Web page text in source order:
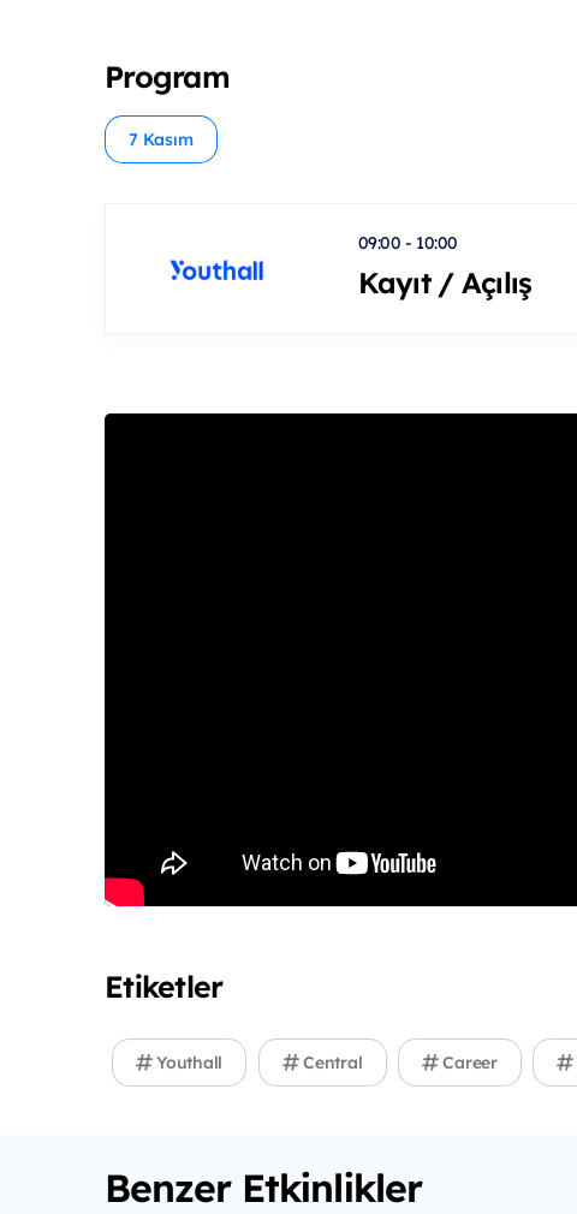
Program
7 Kasım
09:00 - 10:00
Kayıt / Açılış
Etiketler
Youthall Central Career
Benzer Etkinlikler